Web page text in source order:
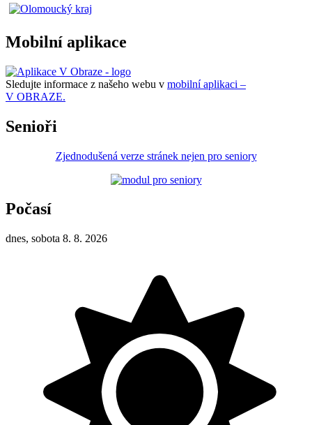
Mobilní aplikace
Sledujte informace z našeho webu v mobilní aplikaci –
V OBRAZE.
Senioři
Zjednodušená verze stránek nejen pro seniory
Počasí
dnes, sobota 8. 8. 2026